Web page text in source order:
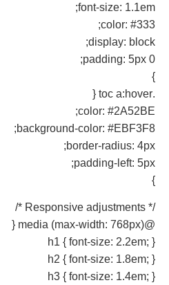
font-size: 1.1em;
color: #333;
display: block;
padding: 5px 0;
}
.toc a:hover {
color: #2A52BE;
background-color: #EBF3F8;
border-radius: 4px;
padding-left: 5px;
}
/* Responsive adjustments */
@media (max-width: 768px) {
h1 { font-size: 2.2em; }
h2 { font-size: 1.8em; }
h3 { font-size: 1.4em; }